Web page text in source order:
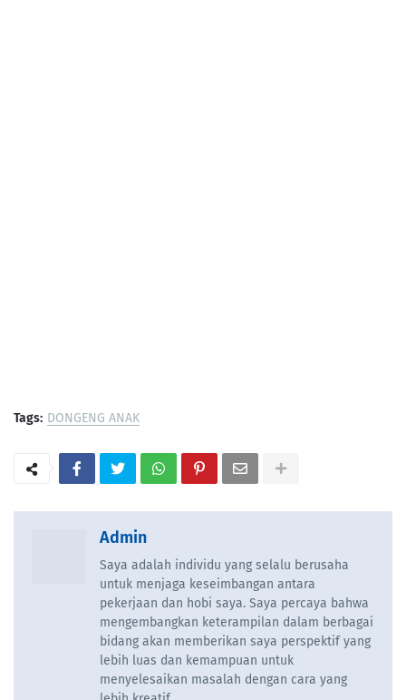
Tags: DONGENG ANAK
Admin
Saya adalah individu yang selalu berusaha
untuk menjaga keseimbangan antara
pekerjaan dan hobi saya. Saya percaya bahwa
mengembangkan keterampilan dalam berbagai
bidang akan memberikan saya perspektif yang
lebih luas dan kemampuan untuk
menyelesaikan masalah dengan cara yang